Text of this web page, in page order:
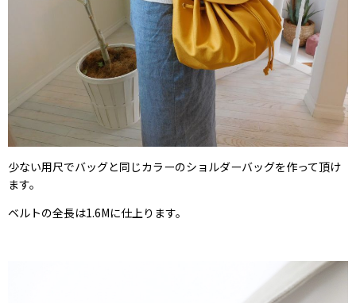
少ない用尺でバッグと同じカラーのショルダーバッグを作って頂け
ます。
ベルトの全長は1.6Mに仕上ります。